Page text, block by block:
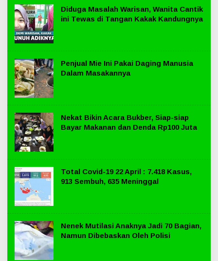
Diduga Masalah Warisan, Wanita Cantik
ini Tewas di Tangan Kakak Kandungnya
Penjual Mie Ini Pakai Daging Manusia
Dalam Masakannya
Nekat Bikin Acara Bukber, Siap-siap
Bayar Makanan dan Denda Rp100 Juta
Total Covid-19 22 April : 7.418 Kasus,
913 Sembuh, 635 Meninggal
Nenek Mutilasi Anaknya Jadi 70 Bagian,
Namun Dibebaskan Oleh Polisi